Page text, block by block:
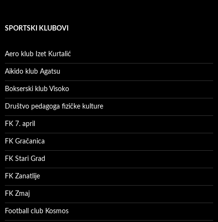
SPORTSKI KLUBOVI
Aero klub Izet Kurtalić
Aikido klub Agatsu
Bokserski klub Visoko
Društvo pedagoga fizičke kulture
FK 7. april
FK Gračanica
FK Stari Grad
FK Zanatlije
FK Zmaj
Football club Kosmos